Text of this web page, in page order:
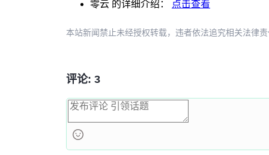
零云 的详细介绍： 点击查看
本站新闻禁止未经授权转载，违者依法追究相关法律
评论: 3